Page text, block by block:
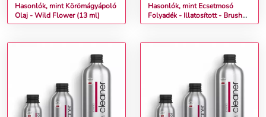
Hasonlók, mint Körömágyápoló
Olaj - Wild Flower (13 ml)
Hasonlók, mint Ecsetmosó
Folyadék - Illatosított - Brush
Cleaner Scented Wild Cherry /